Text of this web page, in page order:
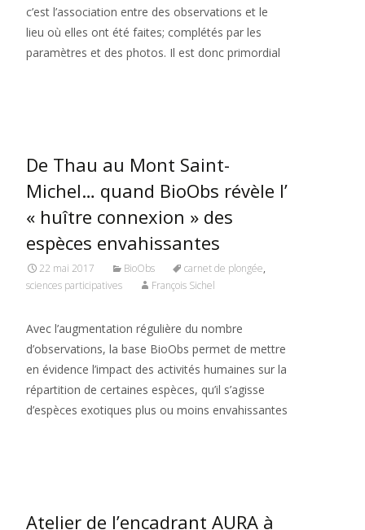
c’est l’association entre des observations et le
lieu où elles ont été faites; complétés par les
paramètres et des photos. Il est donc primordial
De Thau au Mont Saint-
Michel… quand BioObs révèle l’
« huître connexion » des
espèces envahissantes
22 mai 2017 BioObs carnet de plongée,
sciences participatives
François Sichel
Avec l’augmentation régulière du nombre
d’observations, la base BioObs permet de mettre
en évidence l’impact des activités humaines sur la
répartition de certaines espèces, qu’il s’agisse
d’espèces exotiques plus ou moins envahissantes
Atelier de l’encadrant AURA à